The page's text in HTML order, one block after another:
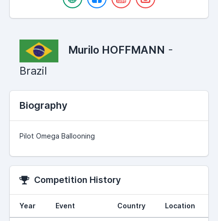
Murilo HOFFMANN -
Brazil
Biography
Pilot Omega Ballooning
Competition History
Year Event Country Location